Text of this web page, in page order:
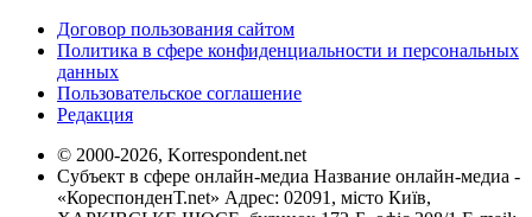
Договор пользования сайтом
Политика в сфере конфиденциальности и персональных
данных
Пользовательское соглашение
Редакция
© 2000-2026, Korrespondent.net
Субъект в сфере онлайн-медиа Название онлайн-медиа -
«КореспонденТ.net» Адрес: 02091, місто Київ,